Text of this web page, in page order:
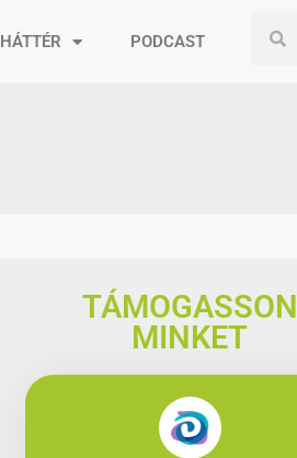
HÁTTÉR PODCAST
TÁMOGASSON
MINKET